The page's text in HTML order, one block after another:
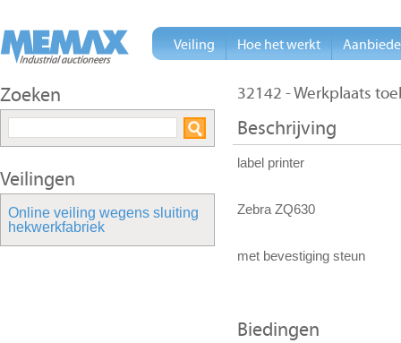
32142 - Werkplaats
Beschrijving
label printer
Zebra ZQ630
met bevestiging steun
Biedingen
Zoeken
Veilingen
Online veiling wegens sluiting
hekwerkfabriek
Veiling Hoe het werkt